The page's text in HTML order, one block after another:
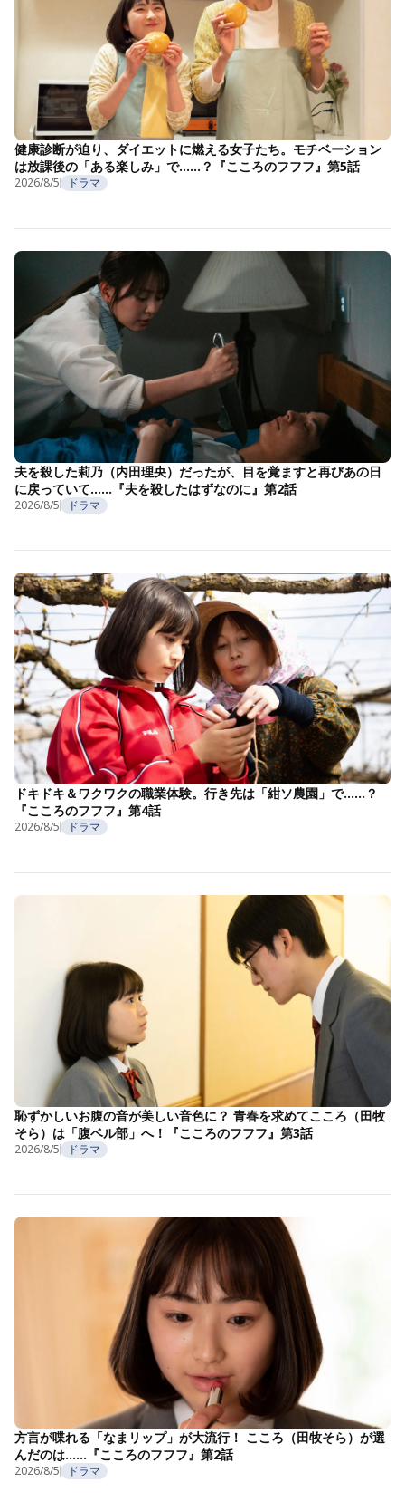
健康診断が迫り、ダイエットに燃える女子たち。モチベーション
は放課後の「ある楽しみ」で……？『こころのフフフ』第5話
2026/8/5 ドラマ
夫を殺した莉乃（内田理央）だったが、目を覚ますと再びあの日
に戻っていて……『夫を殺したはずなのに』第2話
2026/8/5 ドラマ
ドキドキ＆ワクワクの職業体験。行き先は「紺ソ農園」で……？
『こころのフフフ』第4話
2026/8/5 ドラマ
恥ずかしいお腹の音が美しい音色に？ 青春を求めてこころ（田牧
そら）は「腹ベル部」へ！『こころのフフフ』第3話
2026/8/5 ドラマ
方言が喋れる「なまリップ」が大流行！ こころ（田牧そら）が選
んだのは……『こころのフフフ』第2話
2026/8/5 ドラマ